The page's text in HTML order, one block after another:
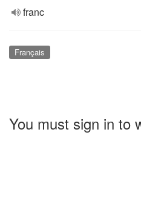
franc
Français
You must sign in to